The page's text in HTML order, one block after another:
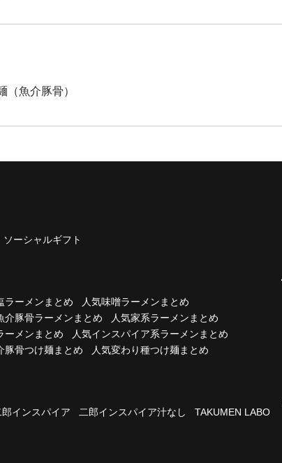
（魚介豚骨）
ソーシャルギフト
ラーメンまとめ
人気味噌ラーメンまとめ
介豚骨ラーメンまとめ
人気家系ラーメンまとめ
ーメンまとめ
人気インスパイア系ラーメンまとめ
豚骨つけ麺まとめ
人気変わり種つけ麺まとめ
郎インスパイア 二郎インスパイア汁なし TAKUMEN LABO